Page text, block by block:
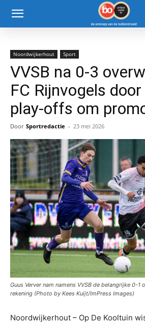
Noordwijkerhout Sport
VVSB na 0-3
FC Rijnvogels
play-offs om
Door Sportredactie - 23 mei 2026
Guus Verver nam namens VVSB de belangrijke 0-
rekening (Photo by Kees Kuijt/ImPress Images)
Noordwijkerhout – Op De Kooltuin